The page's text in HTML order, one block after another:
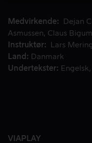
Medvirkende Dejan
Asmussen
Claus Bigum
Instruktør
Lars Mering
Land
Danmark
Undertekster
Engelsk
VIAPLAY